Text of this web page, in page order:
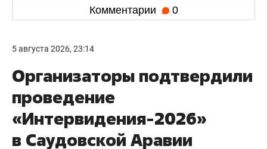
Комментарии 0
5 августа 2026, 23:14
Организаторы подтвердили
проведение
«Интервидения-2026»
в Саудовской Аравии